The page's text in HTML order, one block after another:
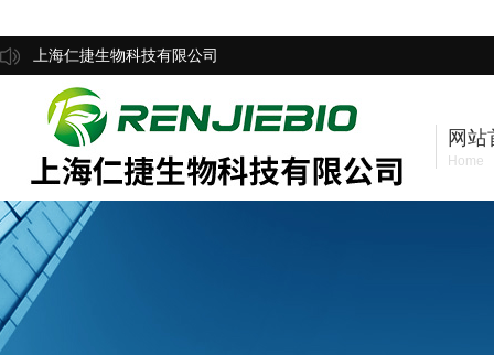
上海仁捷生物科技有限公司
网站
Home